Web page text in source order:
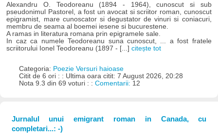
Alexandru O. Teodoreanu (1894 - 1964), cunoscut si sub
pseudonimul Pastorel, a fost un avocat si scriitor roman, cunoscut
epigramist, mare cunoscator si degustator de vinuri si coniacuri,
membru de seama al boemei iesene si bucurestene.
A ramas in literatura romana prin epigramele sale.
In caz ca numele Teodoreanu suna cunoscut, ... a fost fratele
scriitorului Ionel Teodoreanu (1897 - [...]citește tot
Categoria: Poezie Versuri haioase
Citit de 6 ori : : Ultima oara citit: 7 August 2026, 20:28
Nota 9.3 din 69 voturi : : Comentarii: 12
Jurnalul unui emigrant roman in Canada, cu
completari...: -)